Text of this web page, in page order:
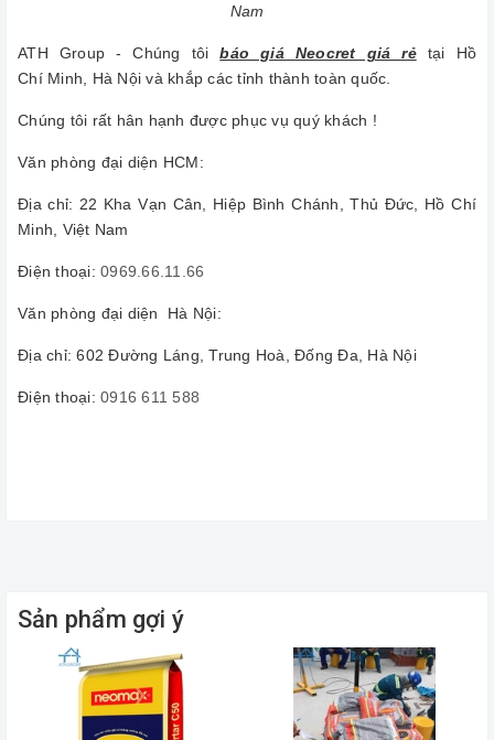
Nam
ATH Group - Chúng tôibáo giá Neocret giá rẻtại Hồ
Chí Minh, Hà Nội và khắp các tỉnh thành toàn quốc.
Chúng tôi rất hân hạnh được phục vụ quý khách !
Văn phòng đại diện HCM:
Địa chỉ: 22 Kha Vạn Cân, Hiệp Bình Chánh, Thủ Đức, Hồ Chí
Minh, Việt Nam
Điện thoại: 0969.66.11.66
Văn phòng đại diện Hà Nội:
Địa chỉ: 602 Đường Láng, Trung Hoà, Đống Đa, Hà Nội
Điện thoại: 0916 611 588
Sản phẩm gợi ý